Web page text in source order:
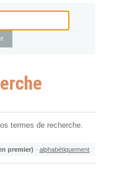
termes de recherche.
premier) · alphabétiquement